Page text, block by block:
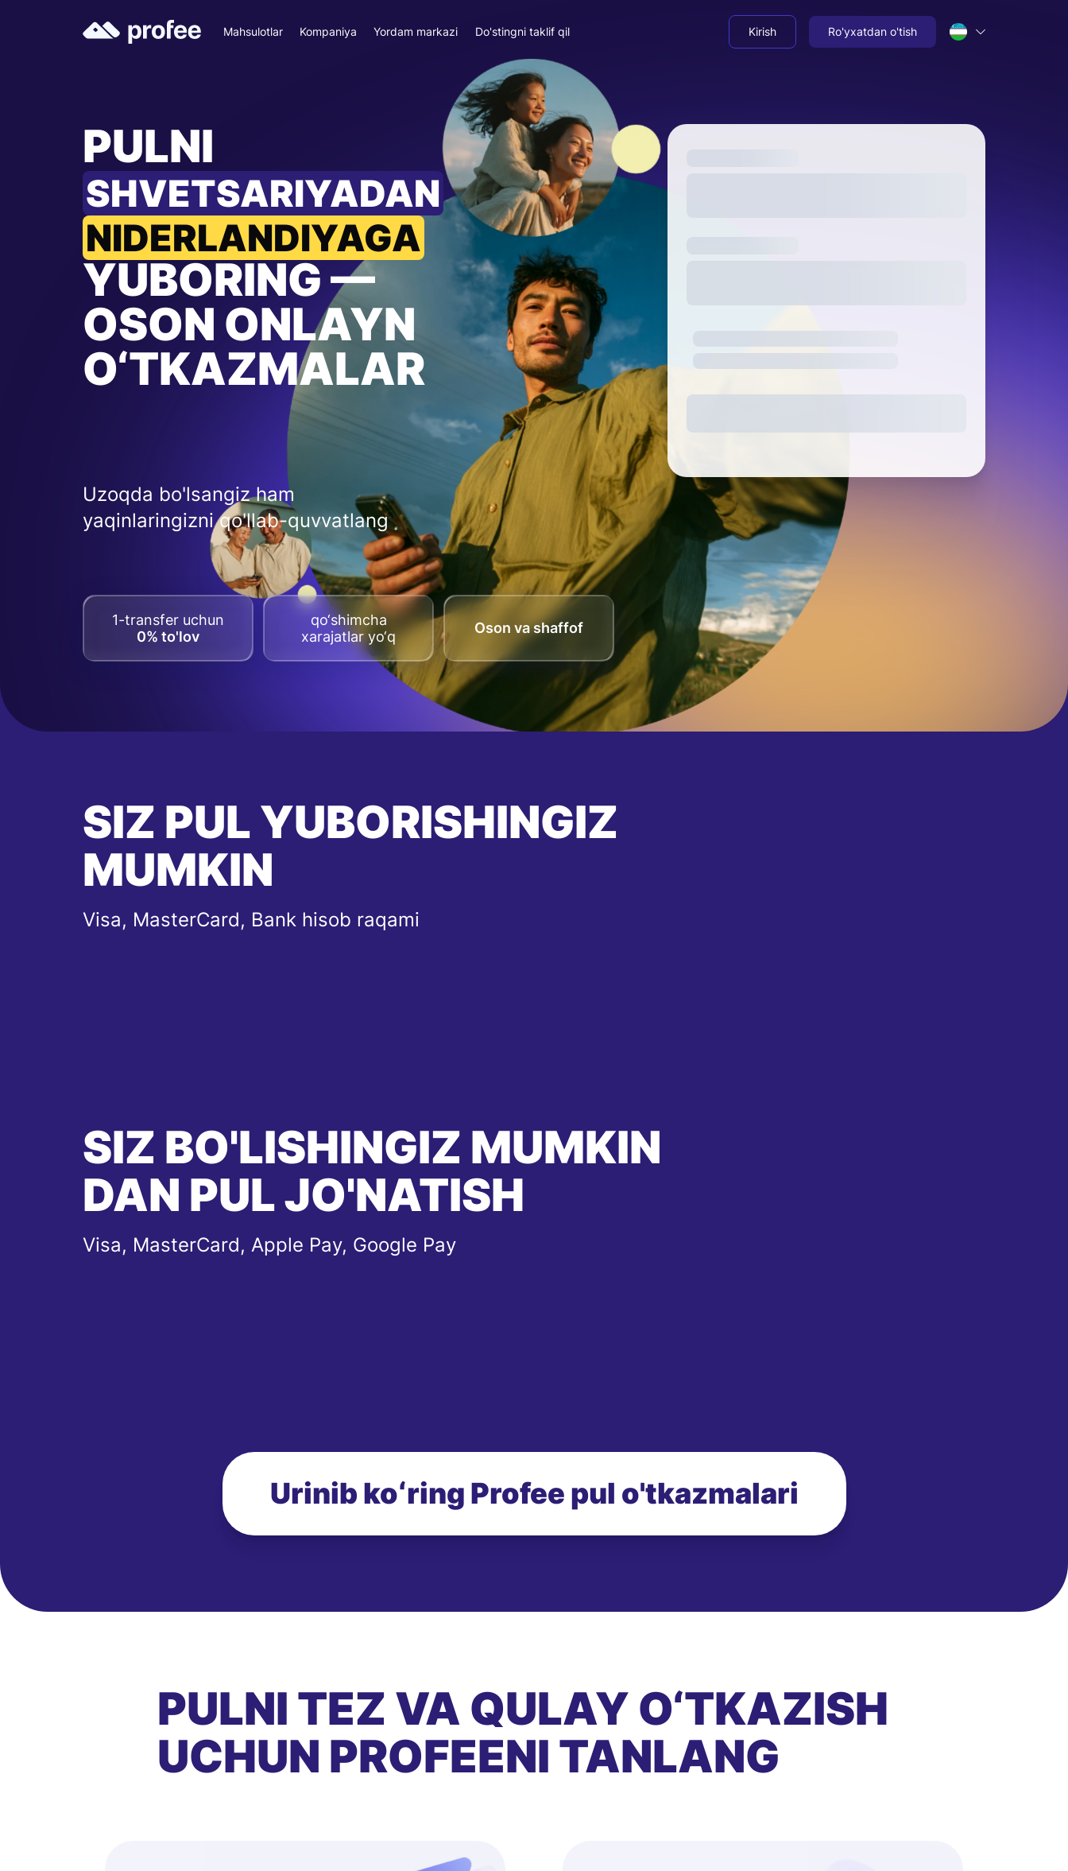
Mahsulotlar Kompaniya Yordam markazi Do'stingni taklif qil Kirish Ro'yxatdan o'tish
PULNI
SHVETSARIYADAN
NIDERLANDIYAGA
YUBORING —
OSON ONLAYN
O‘TKAZMALAR
Uzoqda bo'lsangiz ham
yaqinlaringizni qo'llab-quvvatlang
1-transfer uchun
0% to'lov
qo‘shimcha
xarajatlar yo‘q
Oson va shaffof
SIZ PUL YUBORISHINGIZ
MUMKIN
Visa, MasterCard, Bank hisob raqami
SIZ BO'LISHINGIZ MUMKIN
DAN PUL JO'NATISH
Visa, MasterCard, Apple Pay, Google Pay
Urinib koʻring Profee pul o'tkazmalari
PULNI TEZ VA QULAY O‘TKAZISH
UCHUN PROFEENI TANLANG